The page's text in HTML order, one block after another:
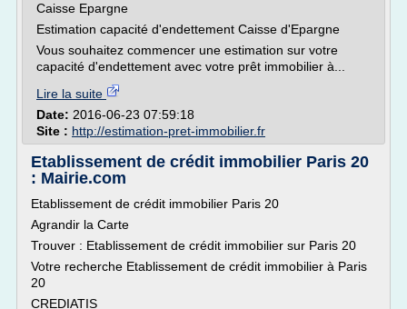
Caisse Epargne
Estimation capacité d'endettement Caisse d'Epargne
Vous souhaitez commencer une estimation sur votre
capacité d'endettement avec votre prêt immobilier à...
Lire la suite
Date: 2016-06-23 07:59:18
Site : http://estimation-pret-immobilier.fr
Etablissement de crédit immobilier Paris 20
: Mairie.com
Etablissement de crédit immobilier Paris 20
Agrandir la Carte
Trouver : Etablissement de crédit immobilier sur Paris 20
Votre recherche Etablissement de crédit immobilier à Paris
20
CREDIATIS